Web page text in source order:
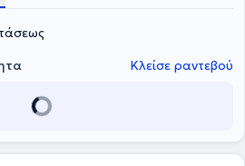
Κλείσε ραντεβού